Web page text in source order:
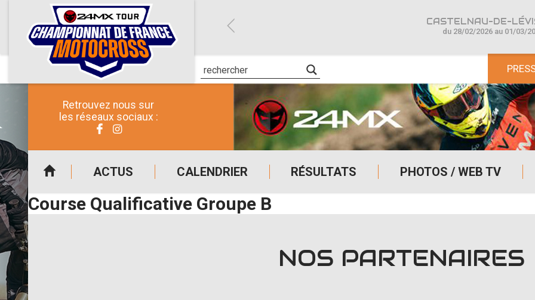
Retrouvez nous sur
les réseaux sociaux :
ACTUS CALENDRIER RÉSULTATS PHOTOS / WEB TV
CASTELNAU-DE-
du 28/02/2026 au 01/03/
Course Qualificative Groupe B
NOS PARTENAIRES